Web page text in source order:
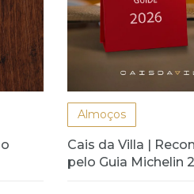
Almoços
Cais da Villa |
pelo Guia Michelin